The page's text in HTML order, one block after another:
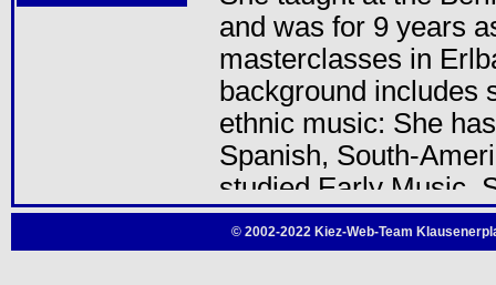
© 2002-2022 Kiez-Web-Team